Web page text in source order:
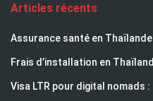
Articles récents
Assurance santé en
Frais d’installation en
Visa LTR pour digital nomads